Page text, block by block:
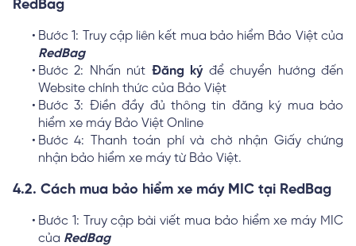
RedBag
Bước 1: Truy cập liên kết mua bảo hiểm Bảo Việt của
RedBag
Bước 2: Nhấn nút Đăng kýđể chuyển hướng đến
Website chính thức của Bảo Việt
Bước 3: Điền đầy đủ thông tin đăng ký mua bảo
hiểm xe máy Bảo Việt Online
Bước 4: Thanh toán phí và chờ nhận Giấy chứng
nhận bảo hiểm xe máy từ Bảo Việt.
4.2. Cách mua bảo hiểm xe máy MIC tại RedBag
Bước 1: Truy cập bài viết mua bảo hiểm xe máy MIC
của RedBag